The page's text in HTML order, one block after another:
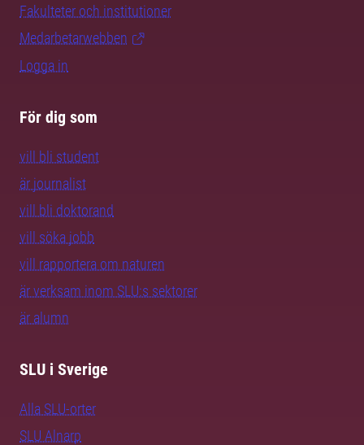
Fakulteter och institutioner
Medarbetarwebben
Logga in
För dig som
vill bli student
är journalist
vill bli doktorand
vill söka jobb
vill rapportera om naturen
är verksam inom SLU:s sektorer
är alumn
SLU i Sverige
Alla SLU-orter
SLU Alnarp